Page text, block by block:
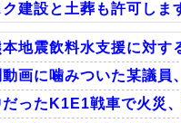
ク建設と土葬も許可し
互RSS
地震飲料水支援に対
画に噛みついた某議
ったK1E1戦車で火災